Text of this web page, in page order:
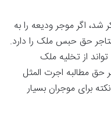
شد، اگر موجر ودیعه را به
حق حبس ملک را دارد.
از تخلیه ملک
مطالبه اجرت المثل
برای موجران بسیار